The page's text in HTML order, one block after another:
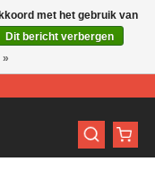
aanwezig in de
met het gebruik van
Dit bericht verbergen
»